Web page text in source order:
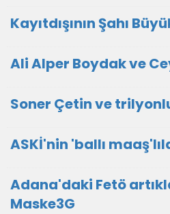
Kayıtdışının Şahı
Ali Alper Boydak ve
Soner Çetin ve
ASKİ'nin 'ballı
Adana'daki Fetö
Maske3G